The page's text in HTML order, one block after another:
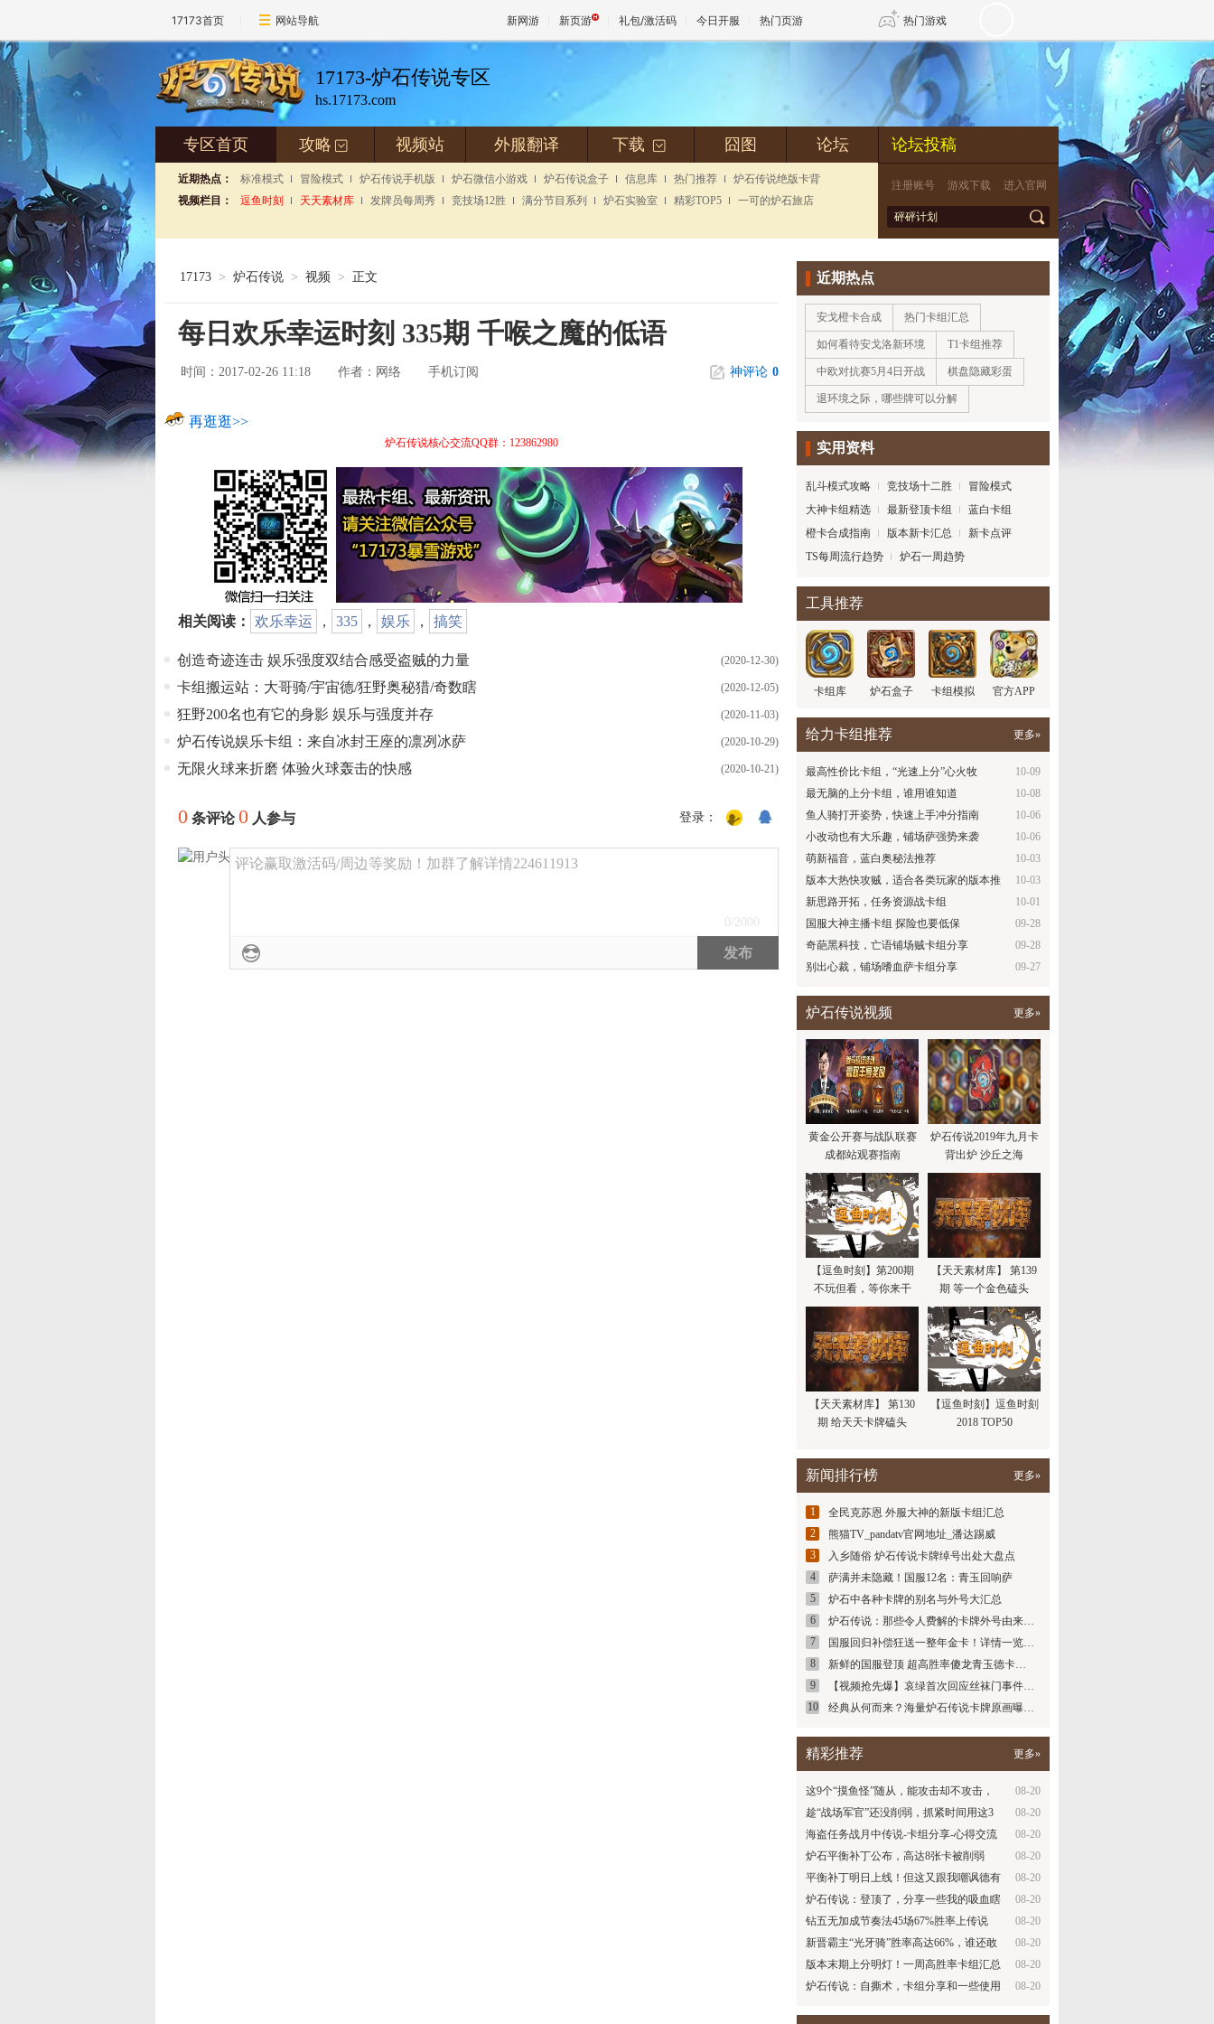
17173首页 网站导航 新网游 新页游 礼包/激活码 今日开服 热门页游 热门游戏
魔兽 传奇4
天堂 剑网3旗舰版 新天龙八部
新仙侠5
17173-炉石传说专区
hs.17173.com
专区首页 攻略 + 视频站 外服翻译 下载 + 囧图 论坛
近期热点： 标准模式 冒险模式 炉石传说手机版 炉石微信小游戏 炉石传说盒子 信息库 热门推荐
炉石传说绝版卡背
视频栏目：
逗鱼时刻 天天素材库 发牌员每周秀 竞技场12胜 满分节目系列 炉石实验室 精彩TOP5 一可的炉石旅店
论坛投稿
注册账号 游戏下载 进入官网
*
17173 > 炉石传说 > 视频 > 正文
每日欢乐幸运时刻 335期 千喉之魔的低语
时间：2017-02-26 11:18 作者： 网络 手机订阅 神评论 0
再逛逛>>
炉石传说核心交流QQ群：123862980
相关阅读： 欢乐幸运 ， 335 ， 娱乐 ， 搞笑
(2020-12-30)
创造奇迹连击 娱乐强度双结合感受盗贼的力量
(2020-12-05)
卡组搬运站：大哥骑/宇宙德/狂野奥秘猎/奇数瞎
(2020-11-03)
狂野200名也有它的身影 娱乐与强度并存
(2020-10-29)
炉石传说娱乐卡组：来自冰封王座的凛冽冰萨
(2020-10-21)
无限火球来折磨 体验火球轰击的快感
0 条评论0 人参与 登录：
评论赢取激活码/周边等奖励！加群了解详情224611913
0 /2000
发布
近期热点
安戈橙卡合成 热门卡组汇总
如何看待安戈洛新环境 T1卡组推荐
中欧对抗赛5月4日开战 棋盘隐藏彩蛋
退环境之际，哪些牌可以分解
实用资料
乱斗模式攻略 竞技场十二胜
冒险模式
大神卡组精选
最新登顶卡组
蓝白卡组
橙卡合成指南
版本新卡汇总
新卡点评
TS每周流行趋势
炉石一周趋势
工具推荐
卡组库 炉石盒子 卡组模拟 官方APP
给力卡组推荐 更多»
10-09
最高性价比卡组，“光速上分”心火牧
10-08
最无脑的上分卡组，谁用谁知道
10-06
鱼人骑打开姿势，快速上手冲分指南
10-06
小改动也有大乐趣，铺场萨强势来袭
10-03
萌新福音，蓝白奥秘法推荐
10-03
版本大热快攻贼，适合各类玩家的版本推
荐
10-01
新思路开拓，任务资源战卡组
09-28
国服大神主播卡组 探险也要低保
09-28
奇葩黑科技，亡语铺场贼卡组分享
09-27
别出心裁，铺场嗜血萨卡组分享
炉石传说视频 更多»
黄金公开赛与战队联赛
成都站观赛指南
炉石传说2019年九月卡
背出炉 沙丘之海
【逗鱼时刻】第200期
不玩但看，等你来干
【天天素材库】 第139
期 等一个金色磕头
【天天素材库】 第130
期 给天天卡牌磕头
【逗鱼时刻】逗鱼时刻
2018 TOP50
新闻排行榜 更多»
1
全民克苏恩 外服大神的新版卡组汇总
2
熊猫TV_pandatv官网地址_潘达踢威
3
入乡随俗 炉石传说卡牌绰号出处大盘点
4
萨满并未隐藏！国服12名：青玉回响萨
5
炉石中各种卡牌的别名与外号大汇总
6
炉石传说：那些令人费解的卡牌外号由来…
7
国服回归补偿狂送一整年金卡！详情一览…
8
新鲜的国服登顶 超高胜率傻龙青玉德卡…
9
【视频抢先爆】哀绿首次回应丝袜门事件…
10
经典从何而来？海量炉石传说卡牌原画曝…
精彩推荐 更多»
08-20
这9个“摸鱼怪”随从，能攻击却不攻击，
你…
08-20
趁“战场军官”还没削弱，抓紧时间用这3
套…
08-20
海盗任务战月中传说-卡组分享-心得交流
讨论…
08-20
炉石平衡补丁公布，高达8张卡被削弱
08-20
平衡补丁明日上线！但这又跟我嘲讽德有
什么…
08-20
炉石传说：登顶了，分享一些我的吸血瞎
经验…
08-20
钻五无加成节奏法45场67%胜率上传说
08-20
新晋霸主“光牙骑”胜率高达66%，谁还敢
嘲…
08-20
版本末期上分明灯！一周高胜率卡组汇总
08-20
炉石传说：自撕术，卡组分享和一些使用